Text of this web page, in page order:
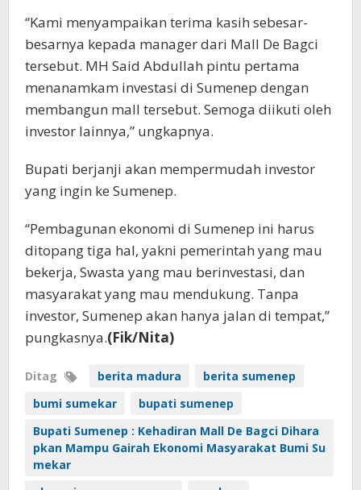
“Kami menyampaikan terima kasih sebesar-
besarnya kepada manager dari Mall De Bagci
tersebut. MH Said Abdullah pintu pertama
menanamkam investasi di Sumenep dengan
membangun mall tersebut. Semoga diikuti oleh
investor lainnya,” ungkapnya.
Bupati berjanji akan mempermudah investor
yang ingin ke Sumenep.
“Pembagunan ekonomi di Sumenep ini harus
ditopang tiga hal, yakni pemerintah yang mau
bekerja, Swasta yang mau berinvestasi, dan
masyarakat yang mau mendukung. Tanpa
investor, Sumenep akan hanya jalan di tempat,”
pungkasnya.(Fik/Nita)
Ditag berita madura
berita sumenep
bumi sumekar
bupati sumenep
Bupati Sumenep : Kehadiran Mall De Bagci Dihara
pkan Mampu Gairah Ekonomi Masyarakat Bumi Su
mekar